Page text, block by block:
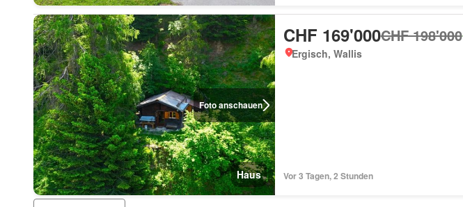
Foto anschauen
Haus
CHF 169'000CHF 198'000
Ergisch, Wallis
Vor 3 Tagen, 2 Stunden